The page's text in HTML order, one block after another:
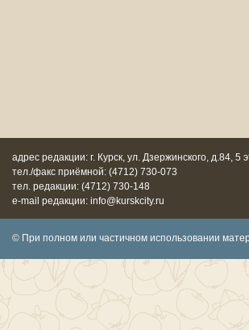
адрес редакции: г. Курск, ул. Дзержинского, д.84, 5
тел./факс приёмной: (4712) 730-073
тел. редакции: (4712) 730-148
e-mail редакции: info@kurskcity.ru
© При полном или частичном использовании